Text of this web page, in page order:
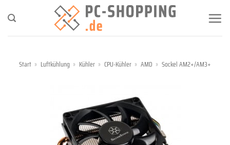
Inhalt
springen
Start » Luftkühlung » Kühler » CPU-Kühler » AMD » Sockel AM2+/AM3+